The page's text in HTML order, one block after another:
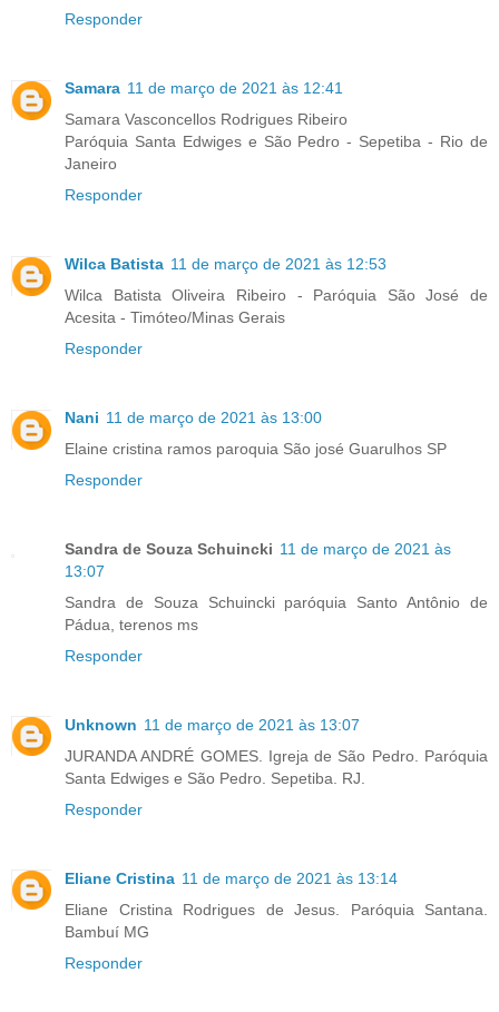
Responder
Samara 11 de março de 2021 às 12:41
Samara Vasconcellos Rodrigues Ribeiro
Paróquia Santa Edwiges e São Pedro - Sepetiba - Rio de
Janeiro
Responder
Wilca Batista 11 de março de 2021 às 12:53
Wilca Batista Oliveira Ribeiro - Paróquia São José de
Acesita - Timóteo/Minas Gerais
Responder
Nani 11 de março de 2021 às 13:00
Elaine cristina ramos paroquia São josé Guarulhos SP
Responder
Sandra de Souza Schuincki 11 de março de 2021 às
13:07
Sandra de Souza Schuincki paróquia Santo Antônio de
Pádua, terenos ms
Responder
Unknown 11 de março de 2021 às 13:07
JURANDA ANDRÉ GOMES. Igreja de São Pedro. Paróquia
Santa Edwiges e São Pedro. Sepetiba. RJ.
Responder
Eliane Cristina 11 de março de 2021 às 13:14
Eliane Cristina Rodrigues de Jesus. Paróquia Santana.
Bambuí MG
Responder